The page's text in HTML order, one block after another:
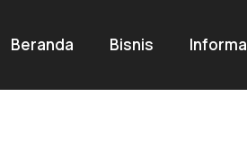
Beranda Bisnis